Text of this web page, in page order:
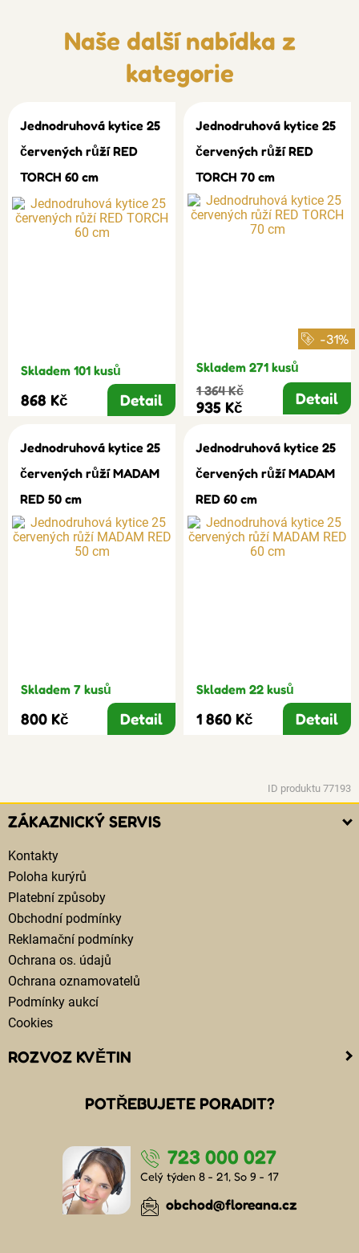
Naše další nabídka z
kategorie
Jednodruhová kytice 25
červených růží RED
TORCH 60 cm
Skladem 101 kusů
868 Kč Detail
Jednodruhová kytice 25
červených růží RED
TORCH 70 cm
-31%
Skladem 271 kusů
1 364 Kč
935 Kč Detail
Jednodruhová kytice 25
červených růží MADAM
RED 50 cm
Skladem 7 kusů
800 Kč Detail
Jednodruhová kytice 25
červených růží MADAM
RED 60 cm
Skladem 22 kusů
1 860 Kč Detail
ID produktu 77193
ZÁKAZNICKÝ SERVIS
Kontakty
Poloha kurýrů
Platební způsoby
Obchodní podmínky
Reklamační podmínky
Ochrana os. údajů
Ochrana oznamovatelů
Podmínky aukcí
Cookies
ROZVOZ KVĚTIN
Kam doručujeme květiny
Cena za doručení květin
Doručení květin sledujete online
Kdo jsou lidé, kteří doručují kytice
Odkud květiny doručujeme
POTŘEBUJETE PORADIT?
723 000 027
Celý týden 8 - 21, So 9 - 17
obchod@floreana.cz